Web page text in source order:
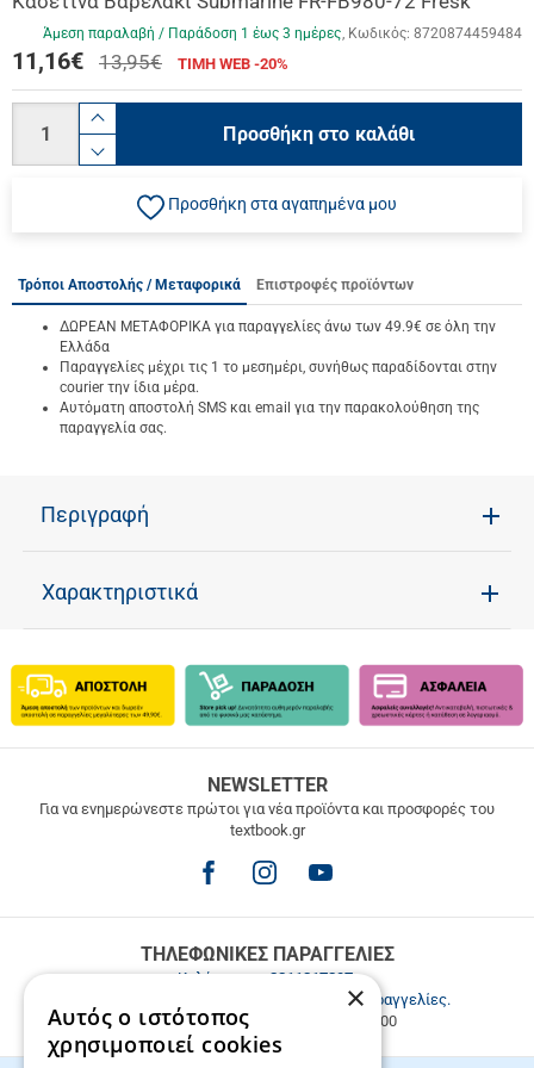
Άμεση παραλαβή / Παράδoση 1 έως 3 ημέρες Κωδικός: 8720874459484
11,16€ 13,95€ ΤΙΜΗ WEB -20%
product.increase.quantity
product.decrease.quantity
Προσθήκη στο καλάθι
Προσθήκη στα αγαπημένα μου
Τρόποι Αποστολής / Μεταφορικά Επιστροφές προϊόντων
ΔΩΡΕΑΝ ΜΕΤΑΦΟΡΙΚΑ για παραγγελίες άνω των 49.9€ σε όλη την
Ελλάδα
Παραγγελίες μέχρι τις 1 το μεσημέρι, συνήθως παραδίδονται στην
courier την ίδια μέρα.
Αυτόματη αποστολή SMS και email για την παρακολούθηση της
παραγγελία σας.
Περιγραφή
Χαρακτηριστικά
ΜΕΤΑΦΟΡΙΚΑ
άνω
NEWSLETTER
Για να ενημερώνεστε πρώτοι για νέα προϊόντα και προσφορές του
textbook.gr
ΤΗΛΕΦΩΝΙΚΕΣ ΠΑΡΑΓΓΕΛΙΕΣ
Καλέστε μας2811217297.
Εξυπηρέτηση πελατών & τηλεφωνικές παραγγελίες.
Δευ. - Παρ. 9:00-17:00, Σάβ. 9:00-15:00
×
Αυτός ο ιστότοπος
χρησιμοποιεί cookies